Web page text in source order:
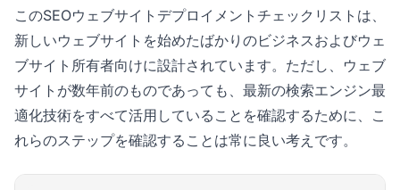
このSEOウェブサイトデプロイメントチェックリストは、
新しいウェブサイトを始めたばかりのビジネスおよびウェ
ブサイト所有者向けに設計されています。ただし、ウェブ
サイトが数年前のものであっても、最新の検索エンジン最
適化技術をすべて活用していることを確認するために、こ
れらのステップを確認することは常に良い考えです。